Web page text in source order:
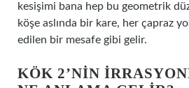
kesişimi bana hep bu geometrik
köşe aslında bir kare, her çapraz
edilen bir mesafe gibi gelir.
KÖK 2’NIN